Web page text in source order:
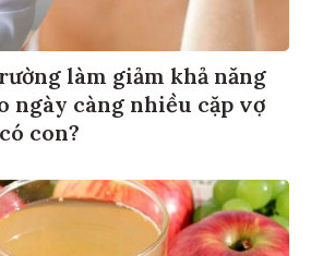
làm giảm khả năng
ngày càng nhiều cặp vợ
con?